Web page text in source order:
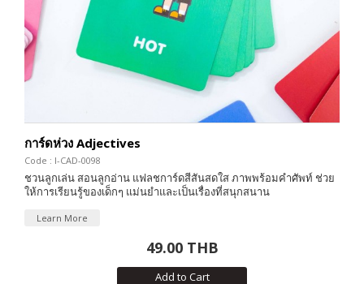
การ์ดห่วง Adjectives
Code : I-CAD-0098
ชวนลูกเล่น สอนลูกอ่าน แฟลชการ์ดสีสันสดใส ภาพพร้อมคำศัพท์ ช่วย
ให้การเรียนรู้ของเด็กๆ แม่นยำและเป็นเรื่องที่สนุกสนาน
Learn More
49.00 THB
Add to Cart